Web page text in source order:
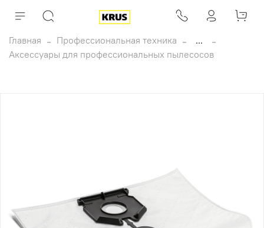
Главная Профессиональная техника
...
Аксессуары для профессиональных пылесосов